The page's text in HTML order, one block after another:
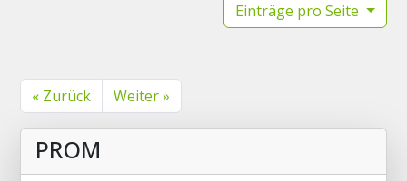
Einträge pro Seite
« Zurück Weiter »
PROM